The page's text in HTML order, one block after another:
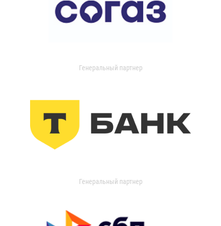
Генеральный партнер
Генеральный партнер